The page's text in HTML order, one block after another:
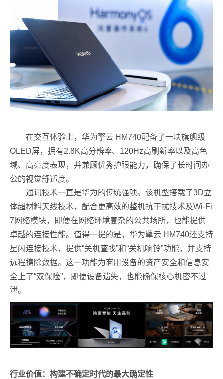
在交互体验上，华为擎云 HM740配备了一块旗舰级
OLED屏，拥有2.8K高分辨率、120Hz高刷新率以及高色
域、高亮度表现，并兼顾优秀护眼能力，确保了长时间办
公的视觉舒适度。
通讯技术一直是华为的传统强项。该机型搭载了3D立
体超材料天线技术，配合更高效的整机抗干扰技术及Wi-Fi
7网络模块，即便在网络环境复杂的公共场所，也能提供
卓越的连接性能。值得一提的是，华为擎云 HM740还支持
星闪连接技术，提供“关机查找”和“关机响铃”功能，并支持
远程擦除数据。这一功能为商用设备的资产安全和信息安
全上了“双保险”，即便设备遗失，也能确保核心机密不过
泄。
行业价值：构建不确定时代的最大确定性